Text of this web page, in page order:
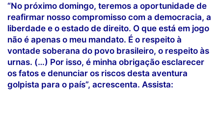
“No próximo domingo, teremos a oportunidade de
reafirmar nosso compromisso com a democracia, a
liberdade e o estado de direito. O que está em jogo
não é apenas o meu mandato. É o respeito à
vontade soberana do povo brasileiro, o respeito às
urnas. (…) Por isso, é minha obrigação esclarecer
os fatos e denunciar os riscos desta aventura
golpista para o país”, acrescenta. Assista: